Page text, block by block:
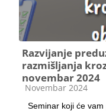
Razvijanje
razmišljanja
novembar 2024
Категорија курса
Novembar 2024
Seminar koji će